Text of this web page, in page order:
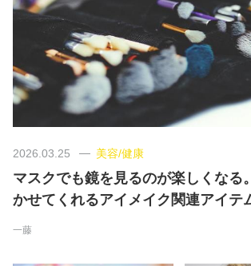
恋愛/結婚/離婚
美容/健康
妊娠/出産/家族
2026.03.25 美容/健康
マスクでも鏡を見るのが楽しくなる
かせてくれるアイメイク関連アイテ
一藤